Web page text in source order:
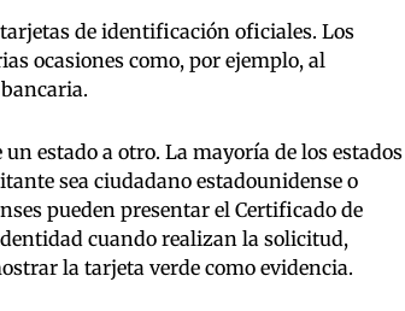
de identificación oficiales. Los
ocasiones como, por ejemplo, al
estado a otro. La mayoría de los estados
sea ciudadano estadounidense o
pueden presentar el Certificado de
cuando realizan la solicitud,
la tarjeta verde como evidencia.